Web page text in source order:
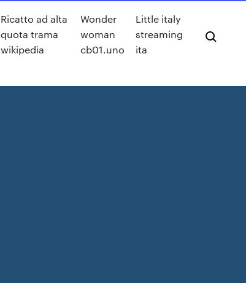
Ricatto ad alta
quota trama
wikipedia
Wonder
woman
cb01.uno
Little italy
streaming
ita